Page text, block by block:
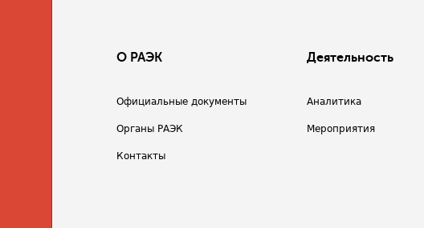
О РАЭК
Официальные документы
Органы РАЭК
Контакты
Деятельность
Аналитика
Мероприятия